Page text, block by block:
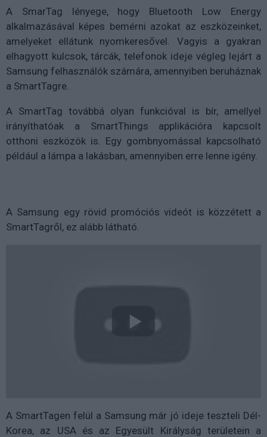
A SmarTag lényege, hogy Bluetooth Low Energy
alkalmazásával képes bemérni azokat az eszközeinket,
amelyeket ellátunk nyomkeresővel. Vagyis a gyakran
elhagyott kulcsok, tárcák, telefonok ideje végleg lejárt a
Samsung felhasználók számára, amennyiben beruháznak
a SmartTagre.
A SmartTag továbbá olyan funkcióval is bír, amellyel
irányíthatóak a SmartThings applikációra kapcsolt
otthoni eszközök is. Egy gombnyomással kapcsolható
például a lámpa a lakásban, amennyiben erre lenne igény.
A Samsung egy rövid promóciós videót is közzétett a
SmartTagről, ez alább látható.
A SmartTagen felül a Samsung már jó ideje teszteli Dél-
Korea, az USA és az Egyesült Királyság területein a